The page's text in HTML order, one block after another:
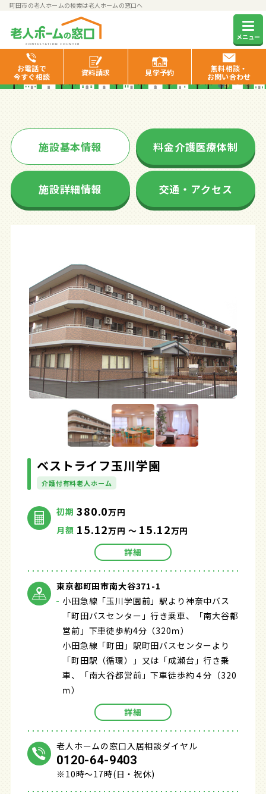
町田市の老人ホームの検索は老人ホームの窓口へ
メニュー
お電話で
今すぐ相談
資料請求 見学予約
無料相談・
お問い合わせ
ベストライフ玉川学園
施設基本情報 料金介護医療体制
施設詳細情報 交通・アクセス
ベストライフ玉川学園
介護付有料老人ホーム
初期 380.0万円
月額 15.12万円 ～ 15.12万円
詳細
東京都町田市南大谷371-1
小田急線「玉川学園前」駅より神奈中バス
「町田バスセンター」行き乗車、「南大谷都
営前」下車徒歩約4分（320ｍ）
小田急線「町田」駅町田バスセンターより
「町田駅（循環）」又は「成瀬台」行き乗
車、「南大谷都営前」下車徒歩約４分（320
ｍ）
詳細
老人ホームの窓口入居相談ダイヤル
0120-64-9403
※10時～17時(日・祝休)